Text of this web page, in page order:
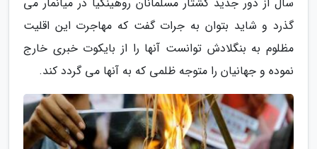
گذرد و شاید بتوان به جرات گفت که مهاجرت این اقلیت
مظلوم به بنگلادش توانست آنها را از بایکوت خبری خارج
نموده و جهانیان را متوجه ظلمی که به آنها می گردد کند.